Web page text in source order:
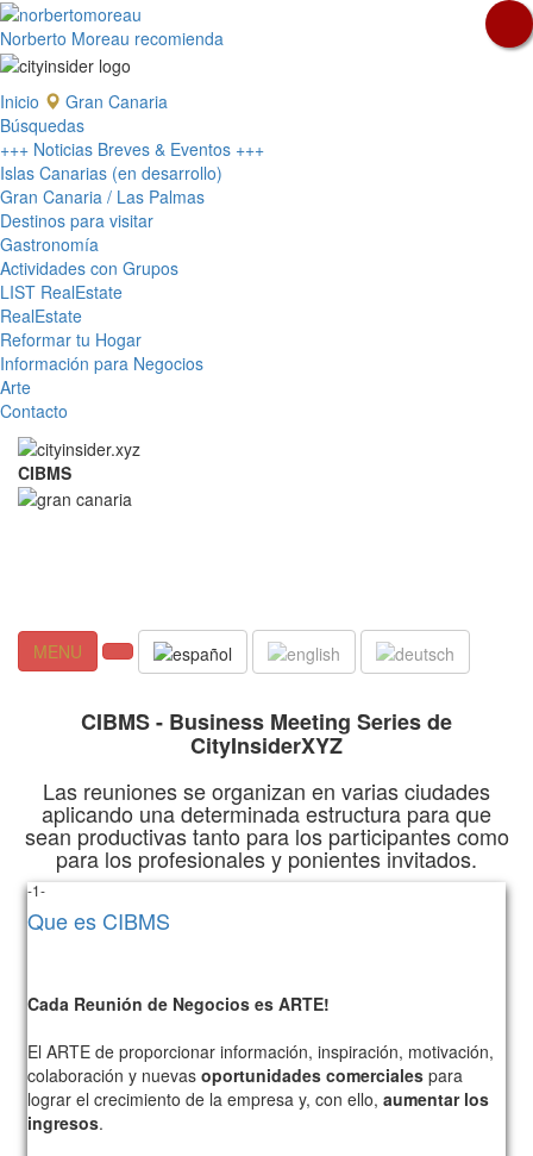
Norberto Moreau recomienda
Inicio
Gran Canaria
Búsquedas
+++ Noticias Breves & Eventos +++
Islas Canarias (en desarrollo)
Gran Canaria / Las Palmas
Destinos para visitar
Gastronomía
Actividades con Grupos
LIST RealEstate
RealEstate
Reformar tu Hogar
Información para Negocios
Arte
Contacto
CIBMS
MENU
CIBMS - Business Meeting Series de
CityInsiderXYZ
Las reuniones se organizan en varias ciudades
aplicando una determinada estructura para que
sean productivas tanto para los participantes como
para los profesionales y ponientes invitados.
-1-
Que es CIBMS
Cada Reunión de Negocios es ARTE!
El ARTE de proporcionar información, inspiración, motivación,
colaboración y nuevas oportunidades comerciales para
lograr el crecimiento de la empresa y, con ello, aumentar los
ingresos.